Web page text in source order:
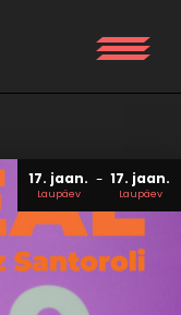
17. jaan.
Laupäev
17. jaan.
Laupäev